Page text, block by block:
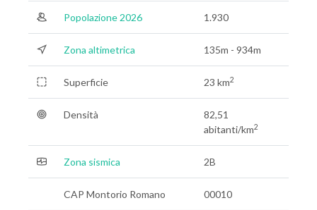
Popolazione 2026 1.930
Zona altimetrica 135m - 934m
Superficie 23 km2
Densità
82,51
abitanti/km2
Zona sismica 2B
CAP Montorio Romano 00010